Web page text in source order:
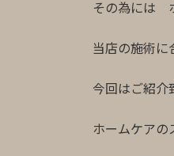
その為には
当店の施術
今回はご紹介
ホームケアの